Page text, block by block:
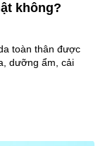
không?
toàn thân được
dưỡng ẩm, cải